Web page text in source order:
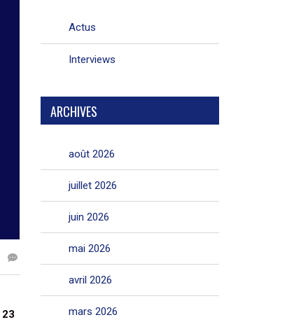
23
Actus
Interviews
ARCHIVES
août 2026
juillet 2026
juin 2026
mai 2026
avril 2026
mars 2026